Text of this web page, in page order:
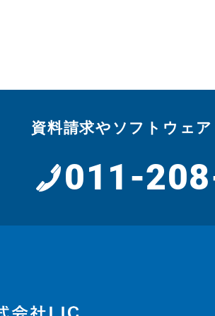
資料請求やソフトウェ
011-